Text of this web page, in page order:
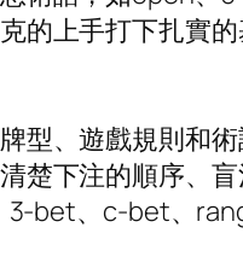
的上手打下扎實
型、遊戲規則和
楚下注的順序、
bet、c-bet、